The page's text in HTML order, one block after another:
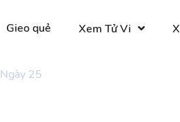
Gieo quẻ Xem Tử Vi
Ngày 25